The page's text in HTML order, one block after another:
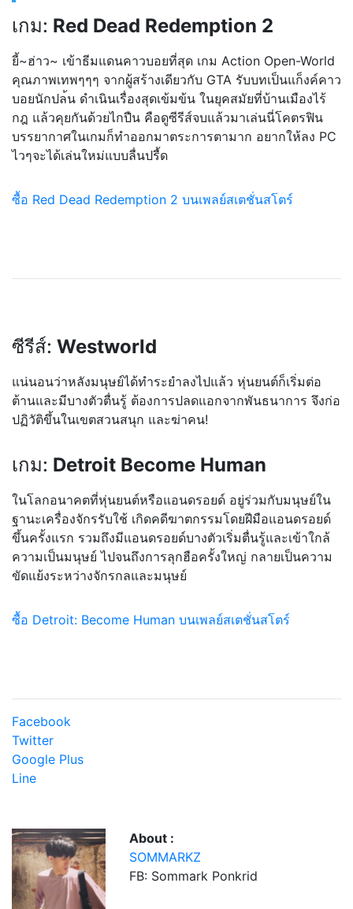
เกม: Red Dead Redemption 2
ยี้~ฮ่าว~ เข้าธีมแดนคาวบอยที่สุด เกม Action Open-World
คุณภาพเทพๆๆๆ จากผู้สร้างเดียวกับ GTA รับบทเป็นแก็งค์คาว
บอยนักปล้น ดำเนินเรื่องสุดเข้มข้น ในยุคสมัยที่บ้านเมืองไร้
กฎ แล้วคุยกันด้วยไกปืน คือดูซีรีส์จบแล้วมาเล่นนี่โคตรฟิน
บรรยากาศในเกมก็ทำออกมาตระการตามาก อยากให้ลง PC
ไวๆจะได้เล่นใหม่แบบลื่นปรื้ด
ซื้อ Red Dead Redemption 2 บนเพลย์สเตชั่นสโตร์
ซีรีส์: Westworld
แน่นอนว่าหลังมนุษย์ได้ทำระยำลงไปแล้ว หุ่นยนต์ก็เริ่มต่อ
ต้านและมีบางตัวตื่นรู้ ต้องการปลดแอกจากพันธนาการ จึงก่อ
ปฏิวัติขึ้นในเขตสวนสนุก และฆ่าคน!
เกม: Detroit Become Human
ในโลกอนาคตที่หุ่นยนต์หรือแอนดรอยด์ อยู่ร่วมกับมนุษย์ใน
ฐานะเครื่องจักรรับใช้ เกิดคดีฆาตกรรมโดยฝีมือแอนดรอยด์
ขึ้นครั้งแรก รวมถึงมีแอนดรอยด์บางตัวเริ่มตื่นรู้และเข้าใกล้
ความเป็นมนุษย์ ไปจนถึงการลุกฮือครั้งใหญ่ กลายเป็นความ
ขัดแย้งระหว่างจักรกลและมนุษย์
ซื้อ Detroit: Become Human บนเพลย์สเตชั่นสโตร์
Facebook
Twitter
Google Plus
Line
About :
SOMMARKZ
FB: Sommark Ponkrid